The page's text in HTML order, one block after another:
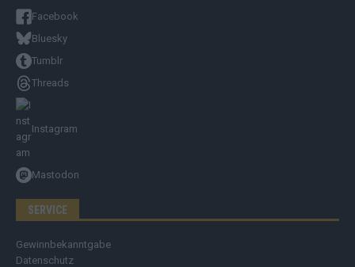
Facebook
Bluesky
Tumblr
Threads
Instagram
Mastodon
SERVICE
Gewinnbekanntgabe
Datenschutz